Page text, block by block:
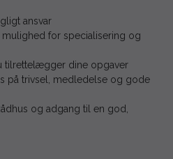
ansvar
for specialisering og
tilrettelægger dine opgaver
på trivsel, medledelse og gode
og adgang til en god,